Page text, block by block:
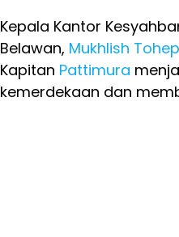
Kepala Kantor
Belawan, Mukhlish
Kapitan Pattimura
kemerdekaan dan